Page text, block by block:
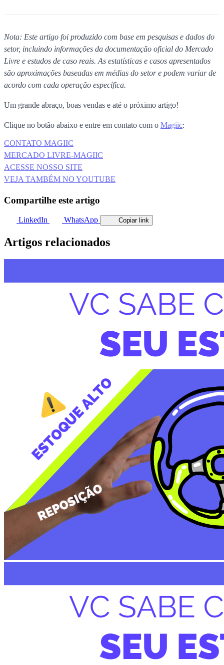
Nota: Este artigo foi produzido com base em pesquisas e dados do
setor, incluindo informações da documentação oficial do Mercado
Livre e estudos de caso reais. As estatísticas e casos apresentados
são aproximações baseadas em médias do setor e podem variar de
acordo com cada operação específica.
Um grande abraço, boas vendas e até o próximo artigo!
Clique no botão abaixo e entre em contato com o Magiic:
CONTATO MAGIIC
MERCADO LIVRE-MAGIIC
ACESSE NOSSO SITE
VEJA TAMBÉM NO YOUTUBE
Compartilhe este artigo
LinkedIn WhatsApp Copiar link
Artigos relacionados